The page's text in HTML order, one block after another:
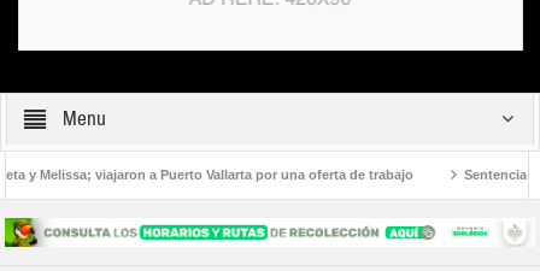
Menu
y Melissa; viajaron a Puerto Vallarta por una oferta de trabajo Sentencian a